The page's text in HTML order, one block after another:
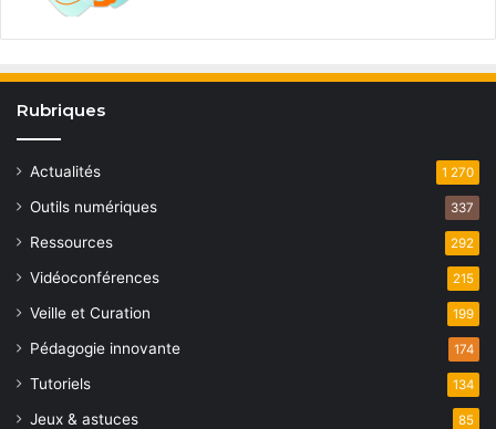
Rubriques
Actualités 1 270
Outils numériques 337
Ressources 292
Vidéoconférences 215
Veille et Curation 199
Pédagogie innovante 174
Tutoriels 134
Jeux & astuces 85